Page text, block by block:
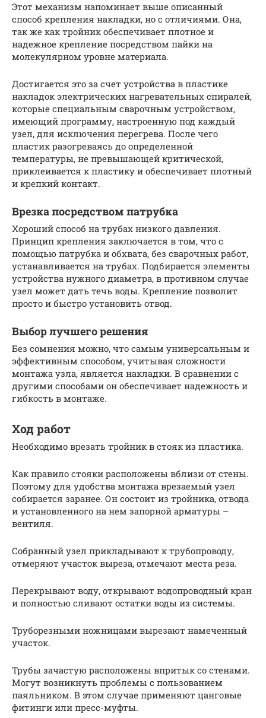
Этот механизм напоминает выше описанный
способ крепления накладки, но с отличиями. Она,
так же как тройник обеспечивает плотное и
надежное крепление посредством пайки на
молекулярном уровне материала.
Достигается это за счет устройства в пластике
накладок электрических нагревательных спиралей,
которые специальным сварочным устройством,
имеющий программу, настроенную под каждый
узел, для исключения перегрева. После чего
пластик разогреваясь до определенной
температуры, не превышающей критической,
приклеивается к пластику и обеспечивает плотный
и крепкий контакт.
Врезка посредством патрубка
Хороший способ на трубах низкого давления.
Принцип крепления заключается в том, что с
помощью патрубка и обхвата, без сварочных работ,
устанавливается на трубах. Подбирается элементы
устройства нужного диаметра, в противном случае
узел может дать течь воды. Крепление позволит
просто и быстро установить отвод.
Выбор лучшего решения
Без сомнения можно, что самым универсальным и
эффективным способом, учитывая сложности
монтажа узла, является накладки. В сравнении с
другими способами он обеспечивает надежность и
гибкость в монтаже.
Ход работ
Необходимо врезать тройник в стояк из пластика.
Как правило стояки расположены вблизи от стены.
Поэтому для удобства монтажа врезаемый узел
собирается заранее. Он состоит из тройника, отвода
и установленного на нем запорной арматуры –
вентиля.
Собранный узел прикладывают к трубопроводу,
отмеряют участок выреза, отмечают места реза.
Перекрывают воду, открывают водопроводный кран
и полностью сливают остатки воды из системы.
Труборезными ножницами вырезают намеченный
участок.
Трубы зачастую расположены впритык со стенами.
Могут возникнуть проблемы с пользованием
паяльником. В этом случае применяют цанговые
фитинги или пресс-муфты.